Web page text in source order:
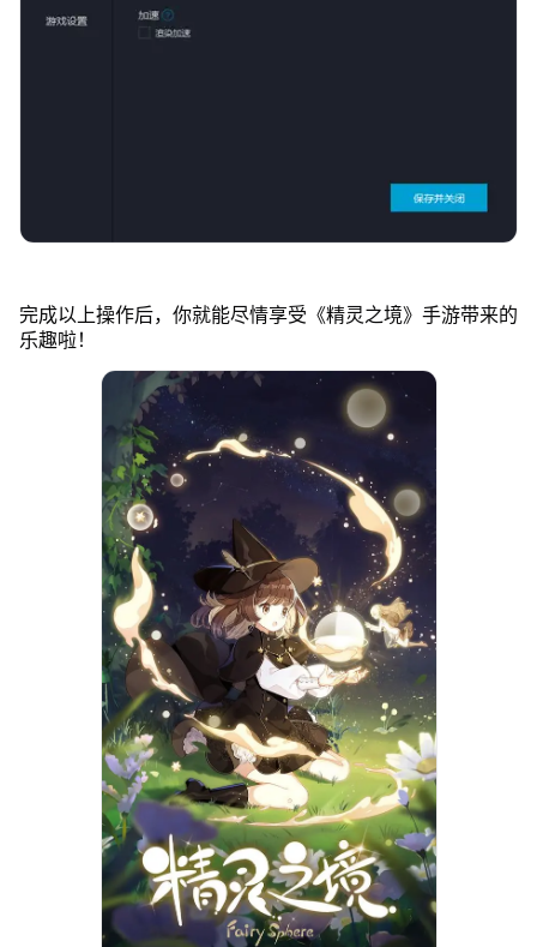
完成以上操作后，你就能尽情享受《精灵之境》手游带来的
乐趣啦！